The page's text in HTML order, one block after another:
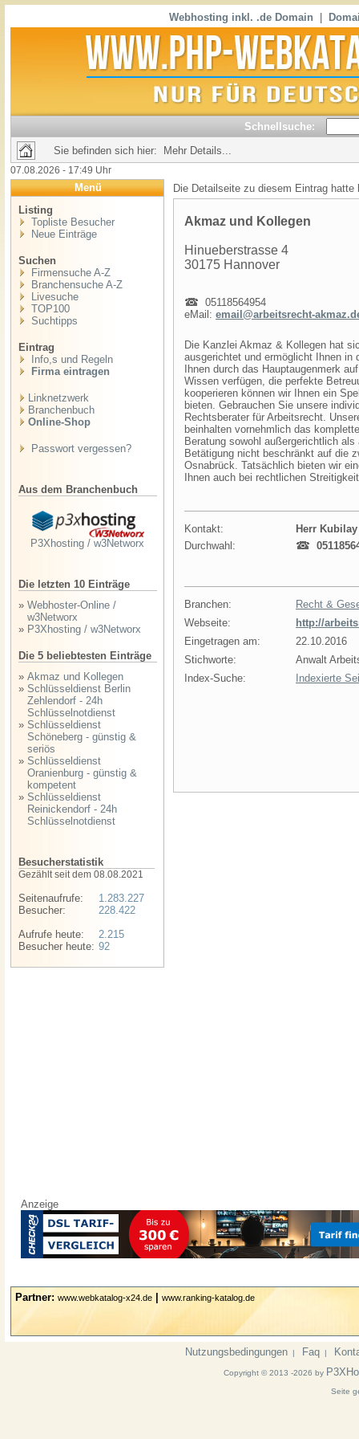
Webhosting inkl. .de Domain
Schnellsuche:
Sie befinden sich hier: Mehr Details...
07.08.2026 - 17:49 Uhr
Menü
Listing
Topliste Besucher
Neue Einträge
Suchen
Firmensuche A-Z
Branchensuche A-Z
Livesuche
TOP100
Suchtipps
Eintrag
Info,s und Regeln
Firma eintragen
Linknetzwerk
Branchenbuch
Online-Shop
Passwort vergessen?
Aus dem Branchenbuch
P3Xhosting / w3Networx
Die letzten 10 Einträge
» Webhoster-Online /
w3Networx
» P3Xhosting / w3Networx
Die 5 beliebtesten Einträge
» Akmaz und Kollegen
» Schlüsseldienst Berlin
Zehlendorf - 24h
Schlüsselnotdienst
» Schlüsseldienst
Schöneberg - günstig &
seriös
» Schlüsseldienst
Oranienburg - günstig &
kompetent
» Schlüsseldienst
Reinickendorf - 24h
Schlüsselnotdienst
Besucherstatistik
Gezählt seit dem 08.08.2021
Seitenaufrufe:
Besucher:
Aufrufe heute:
Besucher heute:
1.283.227
228.422
2.215
92
Die Detailseite zu diesem Eintrag
Akmaz und Kollegen
Hinueberstrasse 4
30175 Hannover
05118564954
eMail: email@arbeitsrecht-
Die Kanzlei Akmaz & Kollegen hat
ausgerichtet und ermöglicht Ihnen in
Ihnen durch das Hauptaugenmerk
Wissen verfügen, die perfekte
kooperieren können wir Ihnen ein
bieten. Gebrauchen Sie unsere
Rechtsberater für Arbeitsrecht.
beinhalten vornehmlich das
Beratung sowohl außergerichtlich
Betätigung nicht beschränkt auf die
Osnabrück. Tatsächlich bieten wir
Ihnen auch bei rechtlichen
Kontakt:
Herr
Durchwahl:
Branchen:
Recht &
Webseite:
http://
Eingetragen am:
22.10.2016
Stichworte:
Anwalt
Index-Suche:
Indexierte
Anzeige
Partner: www.webkatalog-x24.de www.ranking-katalog.de
Nutzungsbedingungen | Faq |
Copyright © 2013 -2026 by
Seite